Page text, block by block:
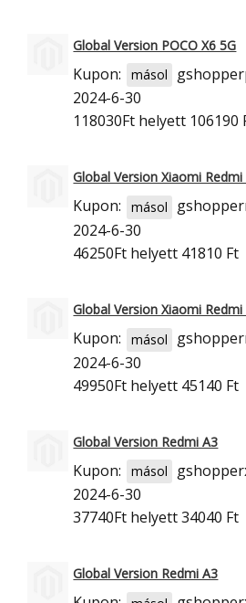
Global Version POCO X6 5G
Kupon: másol
2024-6-30
118030Ft helyett 106190
Global Version Xiaomi Redmi
Kupon: másol
2024-6-30
46250Ft helyett 41810 Ft
Global Version Xiaomi Redmi
Kupon: másol
2024-6-30
49950Ft helyett 45140 Ft
Global Version Redmi A3
Kupon: másol
2024-6-30
37740Ft helyett 34040 Ft
Global Version Redmi A3